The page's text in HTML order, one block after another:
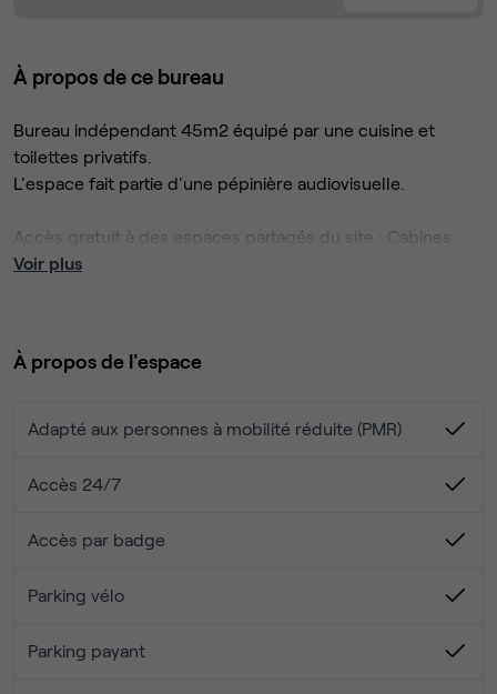
À propos de ce bureau
Bureau indépendant 45m2 équipé par une cuisine et
toilettes privatifs.
L'espace fait partie d'une pépinière audiovisuelle.
Accès gratuit à des espaces partagés du site : Cabines
d'intimité, phonebooths, mezzanine, cuisines et
Accès 24H/7
Wifi inclus
Voir plus
À propos de l'espace
Adapté aux personnes à mobilité réduite (PMR)
Accès 24/7
Accès par badge
Parking vélo
Parking payant